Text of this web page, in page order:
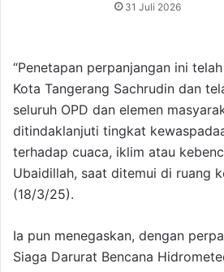
31 Juli 2026
“Penetapan perpanjangan ini
Kota Tangerang Sachrudin dan
seluruh OPD dan elemen
ditindaklanjuti tingkat
terhadap cuaca, iklim atau
Ubaidillah, saat ditemui di ruang
(18/3/25).
Ia pun menegaskan, dengan
Siaga Darurat Bencana